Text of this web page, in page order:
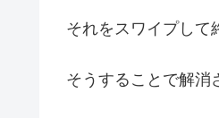
それをスワイプして
そうすることで解消